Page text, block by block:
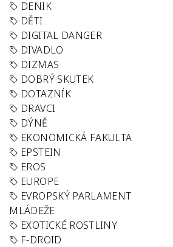
DENIK
DĚTI
DIGITAL DANGER
DIVADLO
DIZMAS
DOBRÝ SKUTEK
DOTAZNÍK
DRAVCI
DÝNĚ
EKONOMICKÁ FAKULTA
EPSTEIN
EROS
EUROPE
EVROPSKÝ PARLAMENT
MLÁDEŽE
EXOTICKÉ ROSTLINY
F-DROID